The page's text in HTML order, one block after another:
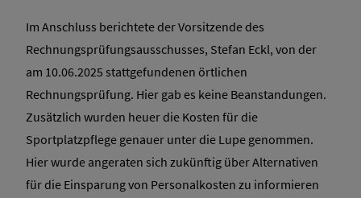
Im Anschluss berichtete der Vorsitzende des
Rechnungsprüfungsausschusses, Stefan Eckl, von der
am 10.06.2025 stattgefundenen örtlichen
Rechnungsprüfung. Hier gab es keine Beanstandungen.
Zusätzlich wurden heuer die Kosten für die
Sportplatzpflege genauer unter die Lupe genommen.
Hier wurde angeraten sich zukünftig über Alternativen
für die Einsparung von Personalkosten zu informieren